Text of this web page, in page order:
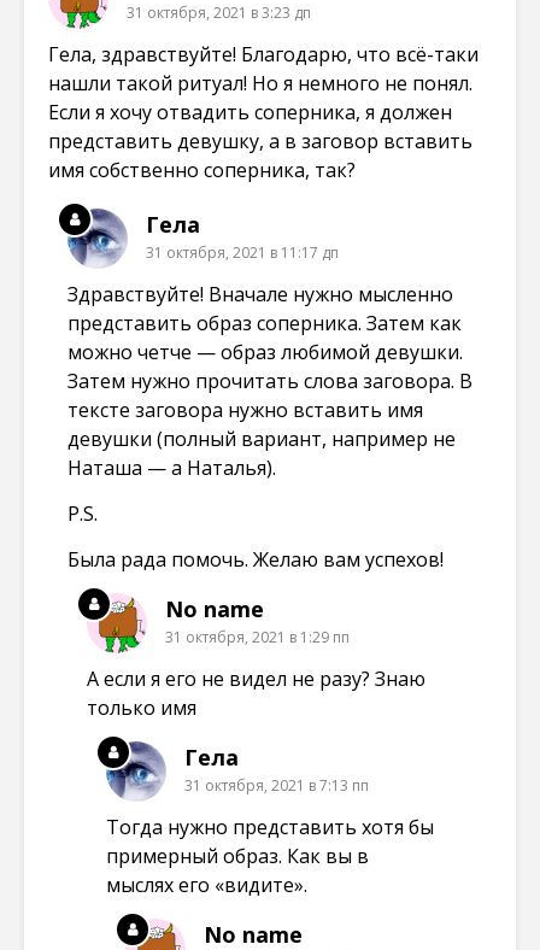
31 октября, 2021 в 3:23 дп
Гела, здравствуйте! Благодарю, что всё-таки
нашли такой ритуал! Но я немного не понял.
Если я хочу отвадить соперника, я должен
представить девушку, а в заговор вставить
имя собственно соперника, так?
Гела
31 октября, 2021 в 11:17 дп
Здравствуйте! Вначале нужно мысленно
представить образ соперника. Затем как
можно четче — образ любимой девушки.
Затем нужно прочитать слова заговора. В
тексте заговора нужно вставить имя
девушки (полный вариант, например не
Наташа — а Наталья).
P.S.
Была рада помочь. Желаю вам успехов!
No name
31 октября, 2021 в 1:29 пп
А если я его не видел не разу? Знаю
только имя
Гела
31 октября, 2021 в 7:13 пп
Тогда нужно представить хотя бы
примерный образ. Как вы в
мыслях его «видите».
No name